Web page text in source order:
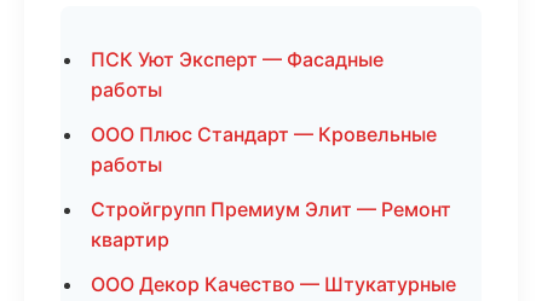
ПСК Уют Эксперт — Фасадные
работы
ООО Плюс Стандарт — Кровельные
работы
Стройгрупп Премиум Элит — Ремонт
квартир
ООО Декор Качество — Штукатурные